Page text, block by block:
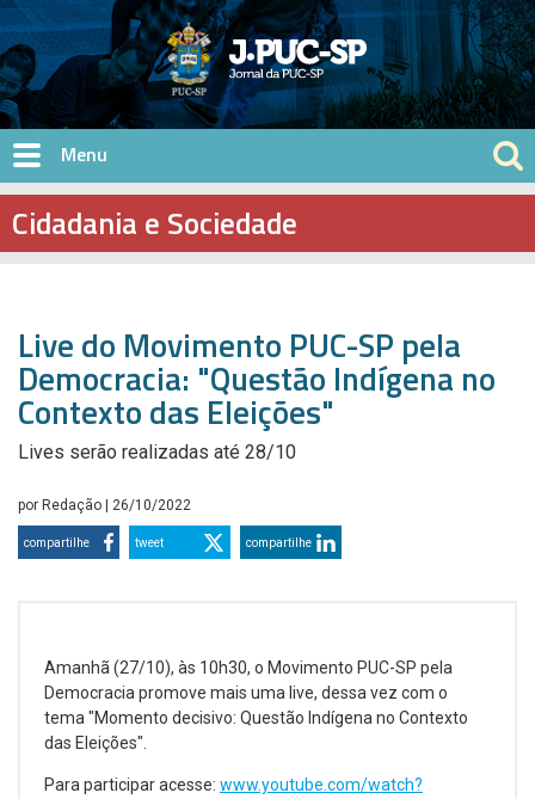
Pular para o conteúdo principal
Cidadania e Sociedade
Live do Movimento PUC-SP pela
Democracia: "Questão Indígena no
Contexto das Eleições"
Lives serão realizadas até 28/10
por Redação | 26/10/2022
compartilhe tweet compartilhe
Amanhã (27/10), às 10h30, o Movimento PUC-SP pela
Democracia promove mais uma live, dessa vez com o
tema "Momento decisivo: Questão Indígena no Contexto
das Eleições".
Para participar acesse: www.youtube.com/watch?